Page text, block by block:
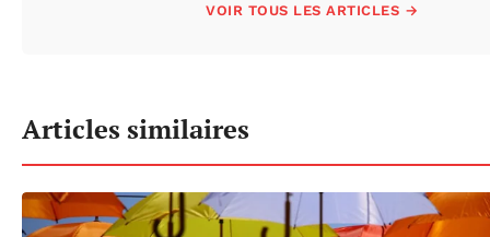
VOIR TOUS LES ARTICLES →
Articles similaires